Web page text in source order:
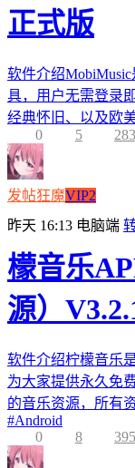
正式版
软件介绍
具，用户无需登录
经典怀旧、以及欧
0
5 283
发帖狂魔VIP2
昨天 16:13 电脑端
檬音乐
源）
软件介绍柠檬音乐
为大家提供永久免
的音乐资源，所有
#Android
0
8 395